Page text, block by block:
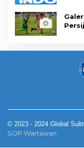
© 2023 - 2024 Global
SOP Wartawan